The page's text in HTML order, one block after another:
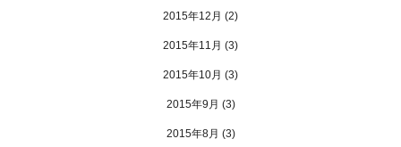
2015年12月 (2)
2015年11月 (3)
2015年10月 (3)
2015年9月 (3)
2015年8月 (3)